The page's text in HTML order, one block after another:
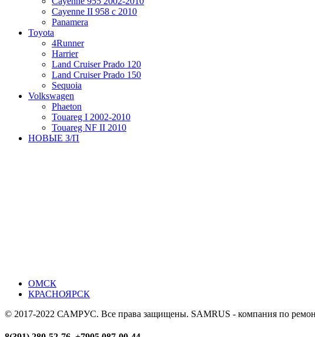
Cayenne II 958 с 2010
Panamera
Toyota
4Runner
Harrier
Land Cruiser Prado 120
Land Cruiser Prado 150
Sequoia
Volkswagen
Phaeton
Touareg I 2002-2010
Touareg NF II 2010
НОВЫЕ З/П
ОМСК
КРАСНОЯРСК
© 2017-2022 САМРУС. Все права защищены. SAMRUS - компания по